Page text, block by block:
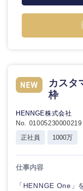
金融専門
ル
不動産専
門職
不動産専門職
建設・施工管理
その他
コンサル・
マスメディ
エンターテイ
群馬県
カスタ
枠
HENNGE株式会社
No. 01005230000219
正社員
1000万
仕事内容
「HENNGE One」